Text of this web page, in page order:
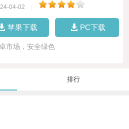
04-02
苹果下载 PC下载
市场，安全绿色
排行